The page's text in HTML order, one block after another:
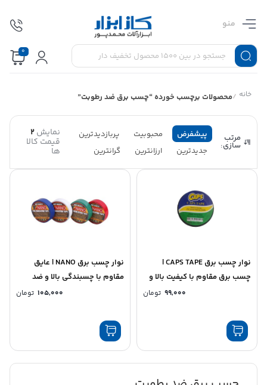
منو
0
خانه /محصولات برچسب خورده “چسب برق ضد رطوبت”
مرتب
سازی:
پیشفرض محبوبیت
پربازدیدترین
جدیدترین
ارزانترین گرانترین
نمایش2
قیمت کالا
ها
نوار چسب برق CAPS TAPE |
چسب برق مقاوم با کیفیت بالا و
99,000 تومان
نوار چسب برق NANO | عایق
مقاوم با چسبندگی بالا و ضد
105,000 تومان